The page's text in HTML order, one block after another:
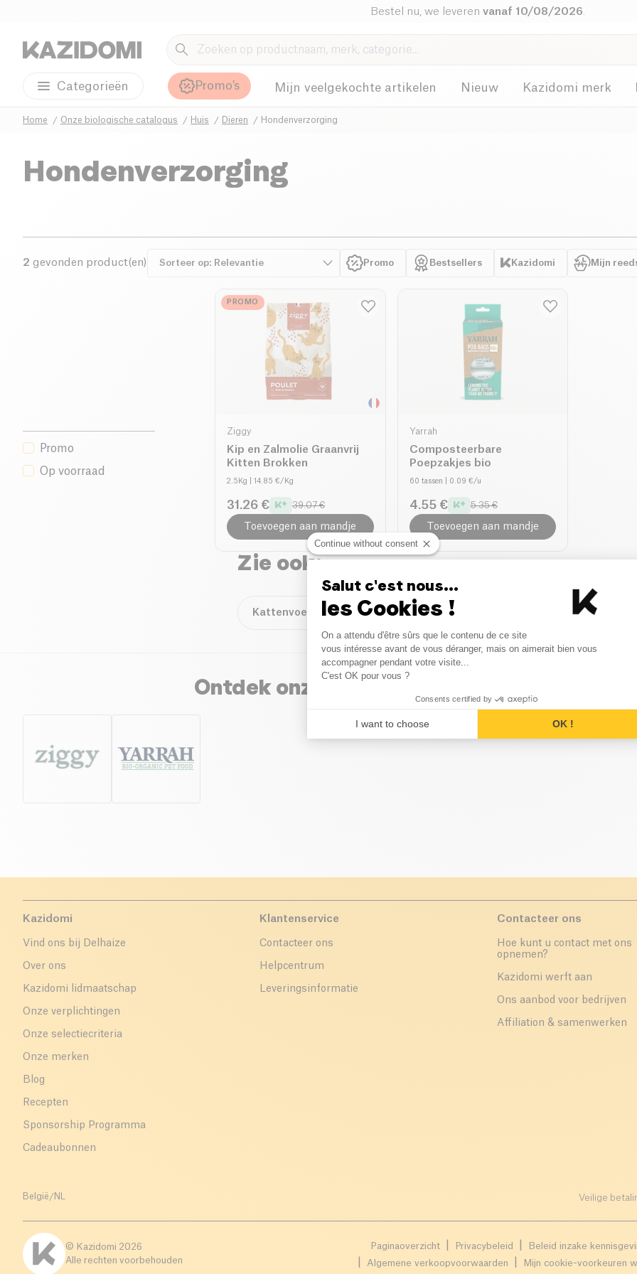
Bestel nu, we leveren vanaf 10/08/2026
Categorieën Promo's Mijn veelgekochte artikelen Nieuw Kazidomi merk
Home Onze biologische catalogus Huis Dieren Hondenverzorging
Hondenverzorging
2 gevonden product(en) Promo Bestsellers Kazidomi Mijn
Promo
Op voorraad
PROMO
Ziggy
Kip en Zalmolie Graanvrij
Kitten Brokken
2.5Kg | 14.85 €/Kg
31.26 € 39.07 €
Toevoegen aan mandje
Yarrah
Composteerbare
Poepzakjes bio
60 tassen | 0.09 €/u
4.55 € 5.35 €
Toevoegen aan mandje
Zie ook:
Kattenvoer Bio Hondenvoer Bio Kattenverzorging Bio
Ontdek onze merken in de categorie
Kazidomi
Vind ons bij Delhaize
Over ons
Kazidomi lidmaatschap
Onze verplichtingen
Onze selectiecriteria
Onze merken
Blog
Recepten
Sponsorship Programma
Cadeaubonnen
Klantenservice
Contacteer ons
Helpcentrum
Leveringsinformatie
Contacteer ons
Hoe kunt u contact met ons
opnemen?
Kazidomi werft aan
Ons aanbod voor bedrijven
Affiliation & samenwerken
België /NL Veilige
© Kazidomi 2026
Alle rechten voorbehouden
Paginaoverzicht Privacybeleid
Beleid inzake
Algemene verkoopvoorwaarden
Mijn cookie-voorkeuren
Continue without consent
Salut c'est nous...
les Cookies !
Consent Management
On a attendu d'être sûrs que le contenu de ce site
vous intéresse avant de vous déranger, mais on aimerait bien vous
accompagner pendant votre visite...
C'est OK pour vous ?
Consents certified by
I want to choose OK !
Axeptio consent